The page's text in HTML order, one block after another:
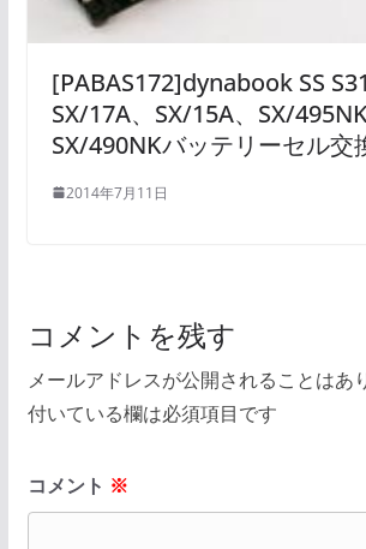
[PABAS172]dynabook SS
SX/17A、SX/15A、SX/495NK
SX/490NKバッテリーセル交
2014年7月11日
コメントを残す
メールアドレスが公開されることはあ
付いている欄は必須項目です
コメント ※